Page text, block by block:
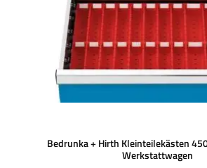
Bedrunka + Hirth Kleinteilekästen
Werkstattwagen